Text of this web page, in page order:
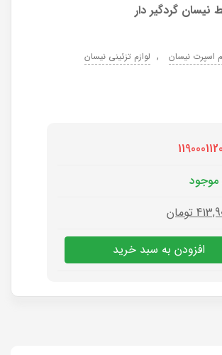
گردگیر دار
اسپرت نیسان , لوازم تزئینی نیسان
1190001120
موجود
تومان
افزودن به سبد خرید